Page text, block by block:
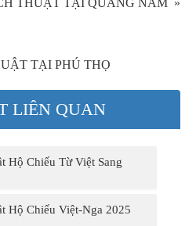
TẠI PHÚ THỌ
LIÊN QUAN
Hộ Chiếu Từ Việt Sang
Hộ Chiếu Việt-Nga 2025